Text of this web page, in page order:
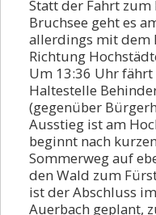
Kontakt
Beitrittserklärung
Statt der Fahrt
Bruchsee geht es
allerdings mit dem
Richtung
Um 13:36 Uhr
Haltestelle
(gegenüber
Ausstieg ist am
beginnt nach
Sommerweg auf
den Wald zum
ist der Abschluss
Auerbach geplant,